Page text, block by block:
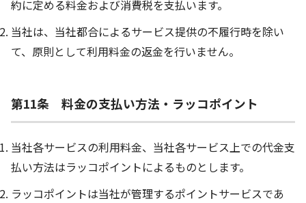
約に定める料金および消費税を支払います。
当社は、当社都合によるサービス提供の不履行時を除い
て、原則として利用料金の返金を行いません。
第11条 料金の支払い方法・ラッコポイント
当社各サービスの利用料金、当社各サービス上での代金支
払い方法はラッコポイントによるものとします。
ラッコポイントは当社が管理するポイントサービスであ